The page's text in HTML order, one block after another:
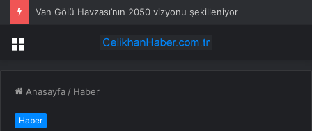
Van Gölü Havzası’nın 2050 vizyonu şekilleniyor
Menü
Anasayfa / Haber
Haber